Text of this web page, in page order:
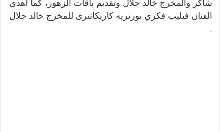
شاكر والمخرج خالد جلال وتقديم باقات الزهور، كما أهدى
الفنان فيليب فكري بورتريه كاريكاتيرى للمخرج خالد جلال
.